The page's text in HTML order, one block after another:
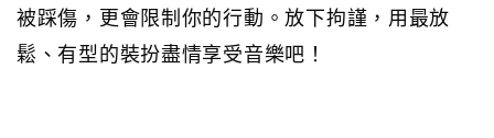
被踩傷，更會限制你的行動。放下拘謹，用最放
鬆、有型的裝扮盡情享受音樂吧！